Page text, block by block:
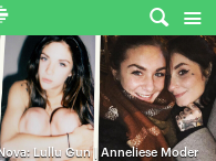
Lullu Gun | Anneliese Moder